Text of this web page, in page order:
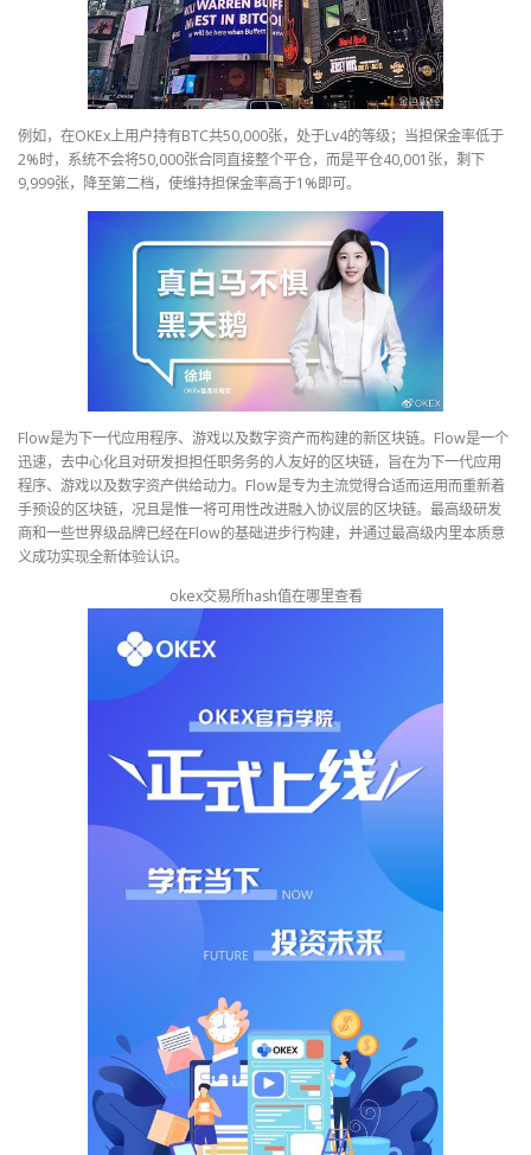
例如，在OKEx上用户持有BTC共50,000张，处于Lv4的等级；当担保金率低于
2%时，系统不会将50,000张合同直接整个平仓，而是平仓40,001张，剩下
9,999张，降至第二档，使维持担保金率高于1%即可。
Flow是为下一代应用程序、游戏以及数字资产而构建的新区块链。Flow是一个
迅速，去中心化且对研发担担任职务务的人友好的区块链，旨在为下一代应用
程序、游戏以及数字资产供给动力。Flow是专为主流觉得合适而运用而重新着
手预设的区块链，况且是惟一将可用性改进融入协议层的区块链。最高级研发
商和一些世界级品牌已经在Flow的基础进步行构建，并通过最高级内里本质意
义成功实现全新体验认识。
okex交易所hash值在哪里查看